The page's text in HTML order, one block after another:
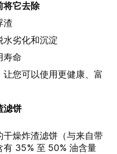
将它去除
渣
水劣化和沉淀
寿命
您可以使用更健康、富
滤饼
燥炸渣滤饼（与来自带
有 35% 至 50% 油含量